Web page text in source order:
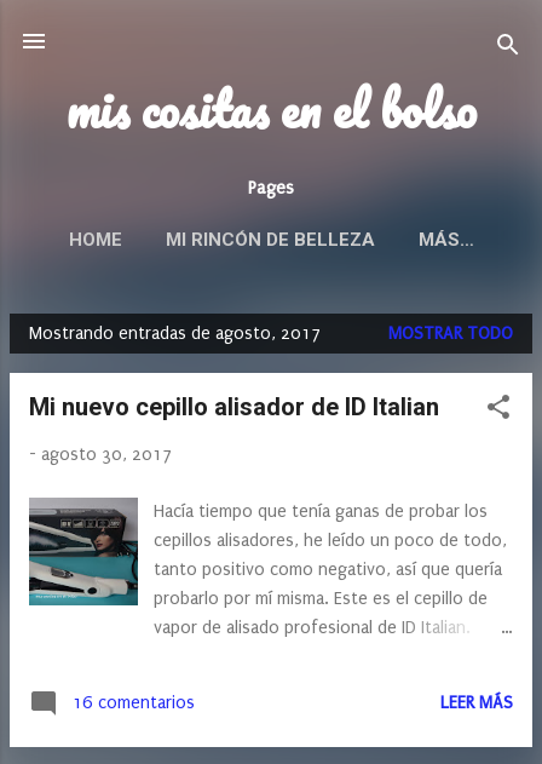
mis cositas en el bolso
Pages
HOME MI RINCÓN DE BELLEZA MÁS…
E
n
Mostrando entradas de agosto, 2017 MOSTRAR TODO
Mi nuevo cepillo alisador de ID Italian
- agosto 30, 2017
Hacía tiempo que tenía ganas de probar los
cepillos alisadores, he leído un poco de todo,
tanto positivo como negativo, así que quería
probarlo por mí misma. Este es el cepillo de
vapor de alisado profesional de ID Italian.
16 comentarios
LEER MÁS